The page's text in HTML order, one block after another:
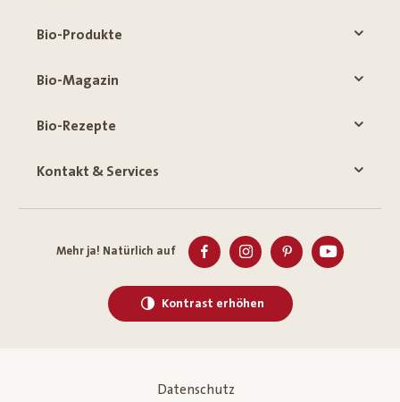
Bio-Produkte
Bio-Magazin
Bio-Rezepte
Kontakt & Services
Mehr ja! Natürlich auf
Kontrast erhöhen
Datenschutz